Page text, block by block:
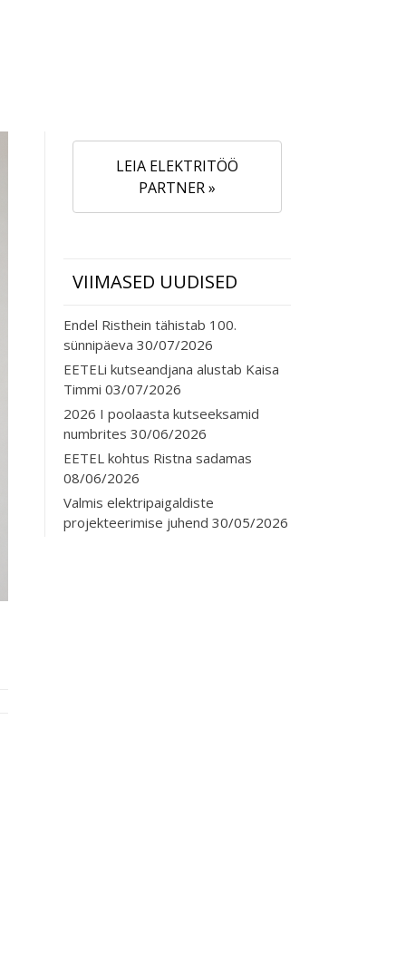
LEIA ELEKTRITÖÖ
PARTNER »
VIIMASED UUDISED
Endel Risthein tähistab 100.
sünnipäeva 30/07/2026
EETELi kutseandjana alustab Kaisa
Timmi 03/07/2026
2026 I poolaasta kutseeksamid
numbrites 30/06/2026
EETEL kohtus Ristna sadamas
08/06/2026
Valmis elektripaigaldiste
projekteerimise juhend 30/05/2026